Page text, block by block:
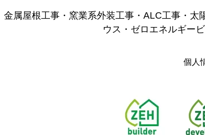
金属屋根工事・窯業系外装工事・ALC工事・
ウス・ゼロエネルギー
個人